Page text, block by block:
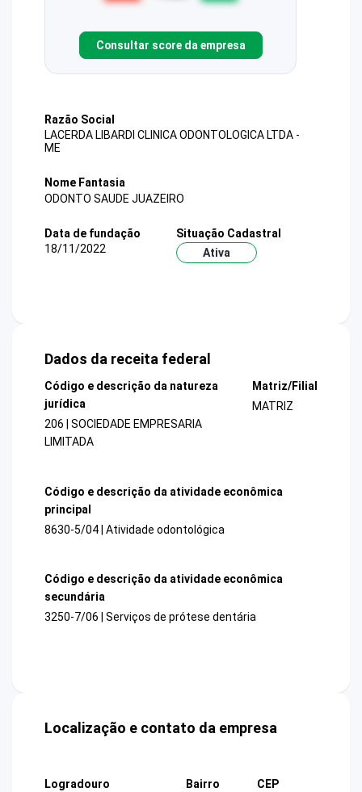
Consultar score da empresa
Razão Social
LACERDA LIBARDI CLINICA ODONTOLOGICA LTDA -
ME
Nome Fantasia
ODONTO SAUDE JUAZEIRO
Data de fundação
18/11/2022
Situação Cadastral
Ativa
Dados da receita federal
Código e descrição da natureza
jurídica
206 | SOCIEDADE EMPRESARIA
LIMITADA
Matriz/Filial
MATRIZ
Código e descrição da atividade econômica
principal
8630-5/04 | Atividade odontológica
Código e descrição da atividade econômica
secundária
3250-7/06 | Serviços de prótese dentária
Localização e contato da empresa
Logradouro
Bairro
CEP